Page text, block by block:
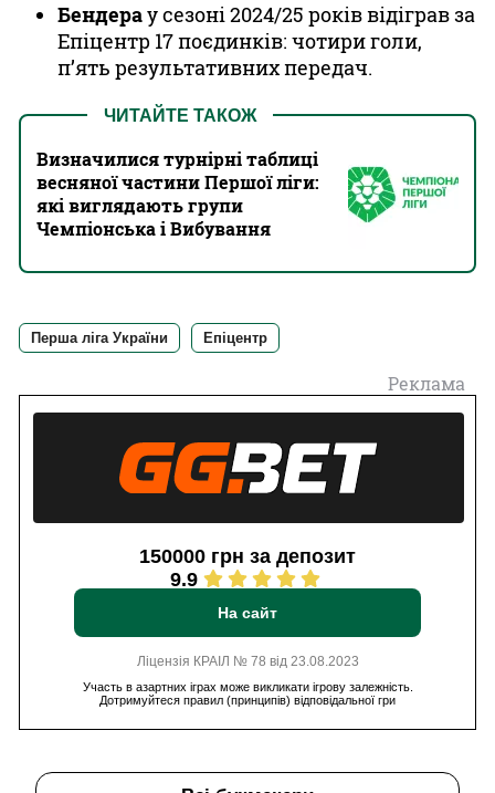
Бендерау сезоні 2024/25 років відіграв за
Епіцентр 17 поєдинків: чотири голи,
п’ять результативних передач.
ЧИТАЙТЕ ТАКОЖ
Визначилися турнірні таблиці
весняної частини Першої ліги:
які виглядають групи
Чемпіонська і Вибування
Перша ліга України Епіцентр
Реклама
150000 грн за депозит
9.9
На сайт
Ліцензія КРАІЛ № 78 від 23.08.2023
Участь в азартних іграх може викликати ігрову залежність.
Дотримуйтеся правил (принципів) відповідальної гри